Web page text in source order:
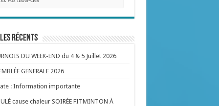
récents
DU WEEK-END du 4 & 5 Juillet 2026
GENERALE 2026
: Information importante
cause chaleur SOIRÉE FITMINTON À